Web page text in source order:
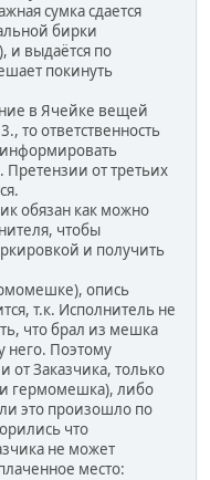
сумка сдается
бирки
и выдаётся по
покинуть
в Ячейке вещей
то ответственность
информировать
Претензии от третьих
обязан как можно
чтобы
и получить
опись
т.к. Исполнитель не
что брал из мешка
него. Поэтому
от Заказчика, только
гермомешка), либо
это произошло по
что
не может
место: